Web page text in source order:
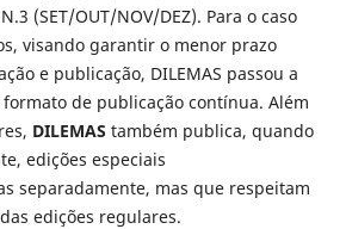
(SET/OUT/NOV/DEZ). Para o caso
visando garantir o menor prazo
e publicação, DILEMAS passou a
de publicação contínua. Além
DILEMAS também publica, quando
edições especiais
separadamente, mas que respeitam
edições regulares.